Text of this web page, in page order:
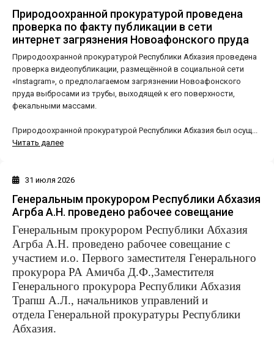
Природоохранной прокуратурой проведена
проверка по факту публикации в сети
интернет загрязнения Новоафонского пруда
Природоохранной прокуратурой Республики Абхазия проведена
проверка видеопубликации, размещённой в социальной сети
«Instagram», о предполагаемом загрязнении Новоафонского
пруда выбросами из трубы, выходящей к его поверхности,
фекальными массами.
Природоохранной прокуратурой Республики Абхазия был осущ...
Читать далее
Генеральным прокурором Республики Абхазия
Агрба А.Н. проведено рабочее совещание
31 июля 2026
Генеральным прокурором Республики Абхазия
Агрба А.Н. проведено рабочее совещание с
участием и.о. Первого заместителя Генерального
прокурора РА Амичба Д.Ф.,Заместителя
Генерального прокурора Республики Абхазия
Трапш А.Л., начальников управлений и
отдела Генеральной прокуратуры Республики
Абхазия.